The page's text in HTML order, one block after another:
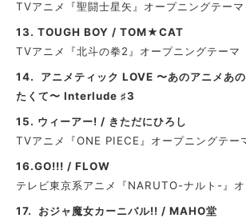
TVアニメ『聖闘士星矢』オープニングテーマ
13. TOUGH BOY / TOM★CAT
TVアニメ『北斗の拳2』オープニングテーマ
14. アニメティック LOVE 〜あのアニメあ
たくて〜 Interlude ♯3
15. ウィーアー! / きただにひろし
TVアニメ『ONE PIECE』オープニングテー
16.GO!!! / FLOW
テレビ東京系アニメ『NARUTO-ナルト-』
17. おジャ魔女カーニバル!! / MAHO堂